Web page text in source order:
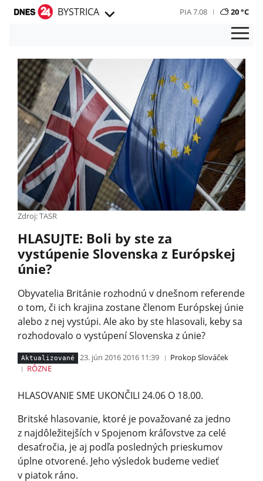
BYSTRICA PIA 7.08 20 °C
Zdroj: TASR
HLASUJTE: Boli by ste za
vystúpenie Slovenska z Európskej
únie?
Obyvatelia Británie rozhodnú v dnešnom referende
o tom, či ich krajina zostane členom Európskej únie
alebo z nej vystúpi. Ale ako by ste hlasovali, keby sa
rozhodovalo o vystúpení Slovenska z únie?
Aktualizované 23. jún 2016 2016 11:39
Prokop Slováček
RÔZNE
HLASOVANIE SME UKONČILI 24.06 O 18.00.
Britské hlasovanie, ktoré je považované za jedno
z najdôležitejších v Spojenom kráľovstve za celé
desaťročia, je aj podľa posledných prieskumov
úplne otvorené. Jeho výsledok budeme vedieť
v piatok ráno.